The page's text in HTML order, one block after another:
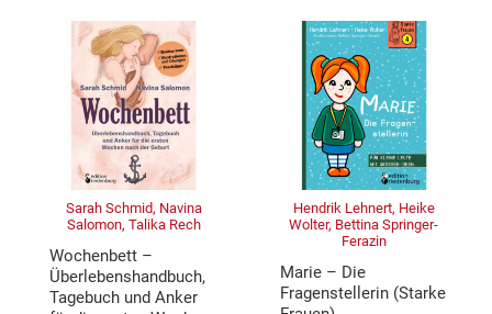
Sarah Schmid, Navina
Salomon, Talika Rech
Wochenbett –
Überlebenshandbuch,
Tagebuch und Anker
Hendrik Lehnert, Heike
Wolter, Bettina Springer-
Ferazin
Marie – Die
Fragenstellerin (Starke